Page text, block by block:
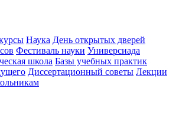
Наука День открытых дверей
Фестиваль науки Универсиада
школа Базы учебных практик
Диссертационный советы Лекции